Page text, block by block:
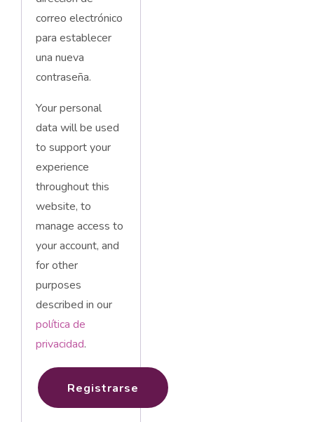
correo electrónico
para establecer
una nueva
contraseña.
Your personal
data will be used
to support your
experience
throughout this
website, to
manage access to
your account, and
for other
purposes
described in our
política de
privacidad.
Registrarse